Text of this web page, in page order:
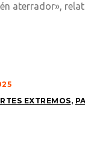
aterrador»,
EXTREMOS,